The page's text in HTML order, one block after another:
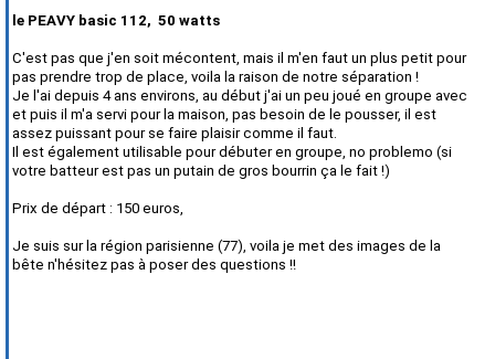
le PEAVY basic 112, 50 watts
C'est pas que j'en soit mécontent, mais il m'en faut un plus petit pour
pas prendre trop de place, voila la raison de notre séparation !
Je l'ai depuis 4 ans environs, au début j'ai un peu joué en groupe avec
et puis il m'a servi pour la maison, pas besoin de le pousser, il est
assez puissant pour se faire plaisir comme il faut.
Il est également utilisable pour débuter en groupe, no problemo (si
votre batteur est pas un putain de gros bourrin ça le fait !)
Prix de départ : 150 euros,
Je suis sur la région parisienne (77), voila je met des images de la
bête n'hésitez pas à poser des questions !!